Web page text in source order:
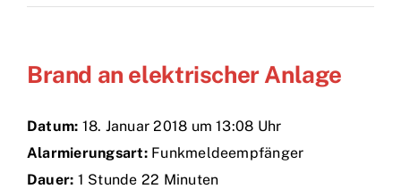
Bürgerinfo
Über uns
Technik
Brand an elektrischer Anlage
Datum: 18. Januar 2018 um 13:08 Uhr
Alarmierungsart:Funkmeldeempfänger
Dauer: 1 Stunde 22 Minuten